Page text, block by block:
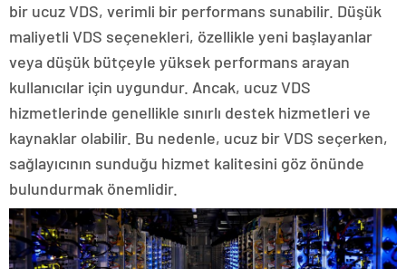
bir ucuz VDS, verimli bir performans sunabilir. Düşük
maliyetli VDS seçenekleri, özellikle yeni başlayanlar
veya düşük bütçeyle yüksek performans arayan
kullanıcılar için uygundur. Ancak, ucuz VDS
hizmetlerinde genellikle sınırlı destek hizmetleri ve
kaynaklar olabilir. Bu nedenle, ucuz bir VDS seçerken,
sağlayıcının sunduğu hizmet kalitesini göz önünde
bulundurmak önemlidir.